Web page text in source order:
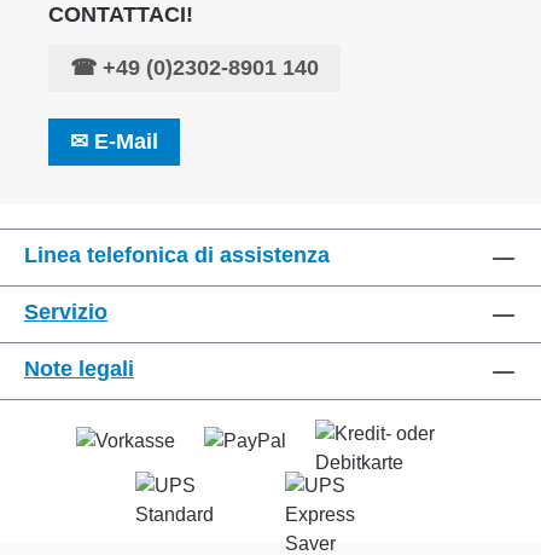
CONTATTACI!
☎ +49 (0)2302-8901 140
✉ E-Mail
Linea telefonica di assistenza
Servizio
Note legali